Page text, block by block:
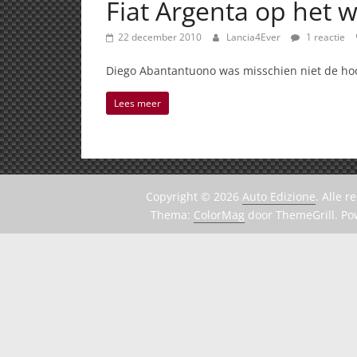
Fiat Argenta op het
22 december 2010 Lancia4Ever 1 reactie
Diego Abantantuono was misschien niet de
Lees meer
Copyright © 2026 Auto Edizione. Alle
Thema: ColorMag door ThemeGrill.